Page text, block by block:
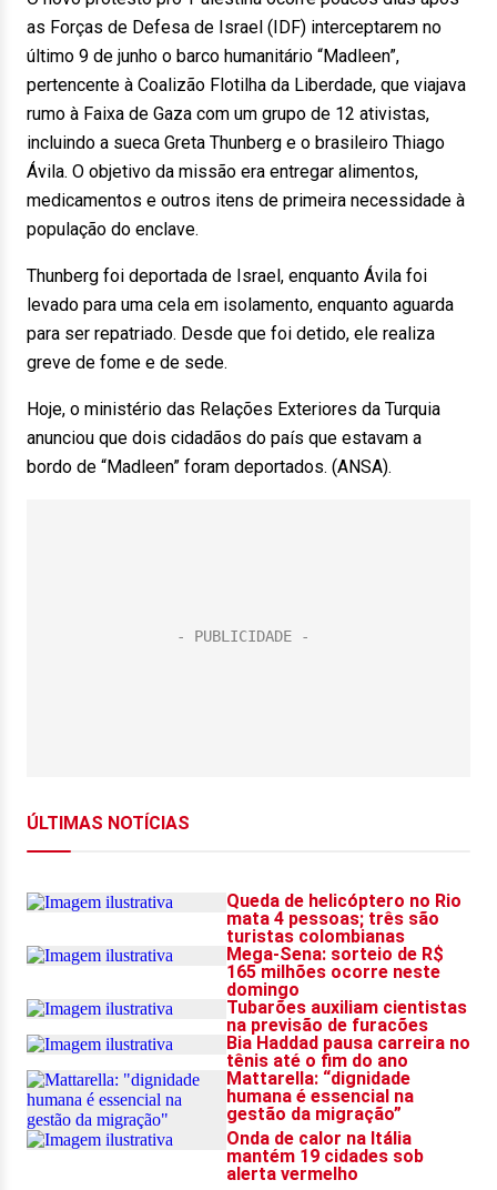
as Forças de Defesa de Israel (IDF) interceptarem no
último 9 de junho o barco humanitário “Madleen”,
pertencente à Coalizão Flotilha da Liberdade, que viajava
rumo à Faixa de Gaza com um grupo de 12 ativistas,
incluindo a sueca Greta Thunberg e o brasileiro Thiago
Ávila. O objetivo da missão era entregar alimentos,
medicamentos e outros itens de primeira necessidade à
população do enclave.
Thunberg foi deportada de Israel, enquanto Ávila foi
levado para uma cela em isolamento, enquanto aguarda
para ser repatriado. Desde que foi detido, ele realiza
greve de fome e de sede.
Hoje, o ministério das Relações Exteriores da Turquia
anunciou que dois cidadãos do país que estavam a
bordo de “Madleen” foram deportados. (ANSA).